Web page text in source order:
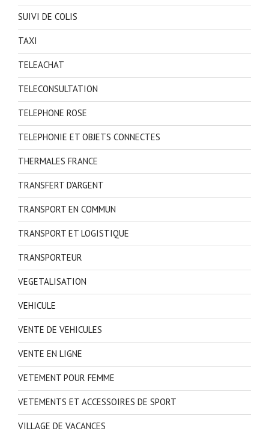
SUIVI DE COLIS
TAXI
TELEACHAT
TELECONSULTATION
TELEPHONE ROSE
TELEPHONIE ET OBJETS CONNECTES
THERMALES FRANCE
TRANSFERT D'ARGENT
TRANSPORT EN COMMUN
TRANSPORT ET LOGISTIQUE
TRANSPORTEUR
VEGETALISATION
VEHICULE
VENTE DE VEHICULES
VENTE EN LIGNE
VETEMENT POUR FEMME
VETEMENTS ET ACCESSOIRES DE SPORT
VILLAGE DE VACANCES